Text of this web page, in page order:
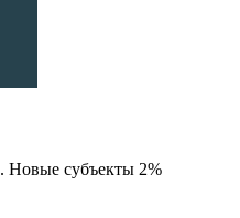
Новые субъекты 2%